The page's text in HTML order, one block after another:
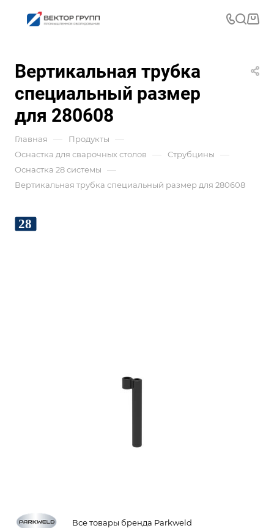
Вертикальная трубка
специальный размер
для 280608
Главная — Продукты —
Оснастка для сварочных столов — Струбцины —
Оснастка 28 системы —
Вертикальная трубка специальный размер для 280608
Все товары бренда Parkweld